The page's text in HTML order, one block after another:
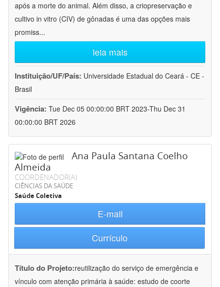
após a morte do animal. Além disso, a criopreservação e
cultivo in vitro (CIV) de gônadas é uma das opções mais
promiss...
leia mais
Instituição/UF/País: Universidade Estadual do Ceará - CE -
Brasil
Vigência: Tue Dec 05 00:00:00 BRT 2023-Thu Dec 31
00:00:00 BRT 2026
Ana Paula Santana Coelho
Almeida
COORDENADOR(A)
CIÊNCIAS DA SAÚDE
Saúde Coletiva
E-mail
Currículo
Título do Projeto:reutilização do serviço de emergência e
vínculo com atenção primária à saúde: estudo de coorte